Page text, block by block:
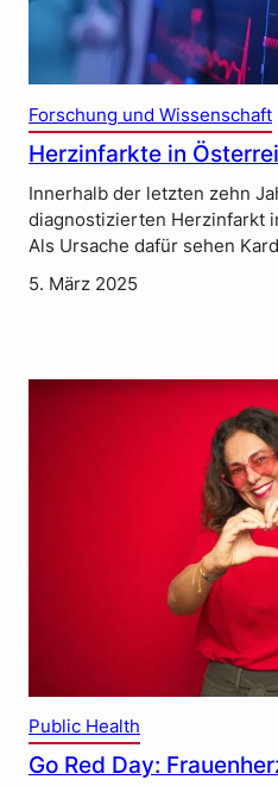
Forschung und Wissenschaft
Herzinfarkte in
Innerhalb der letzten zehn
diagnostizierten Herzinfarkt
Als Ursache dafür sehen
5. März 2025
Public Health
Go Red Day: